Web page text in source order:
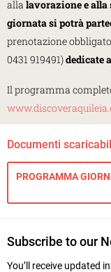
allalavorazione e
giornata si potrà
prenotazione
0431 919491)dedicate
Il programma
Documenti
PROGRAMMA
Subscribe to our
You’ll receive updated